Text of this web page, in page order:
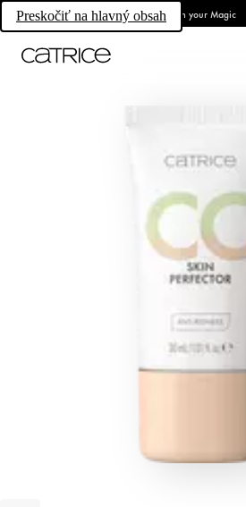
Preskočiť na hlavný obsahOwn your Magic